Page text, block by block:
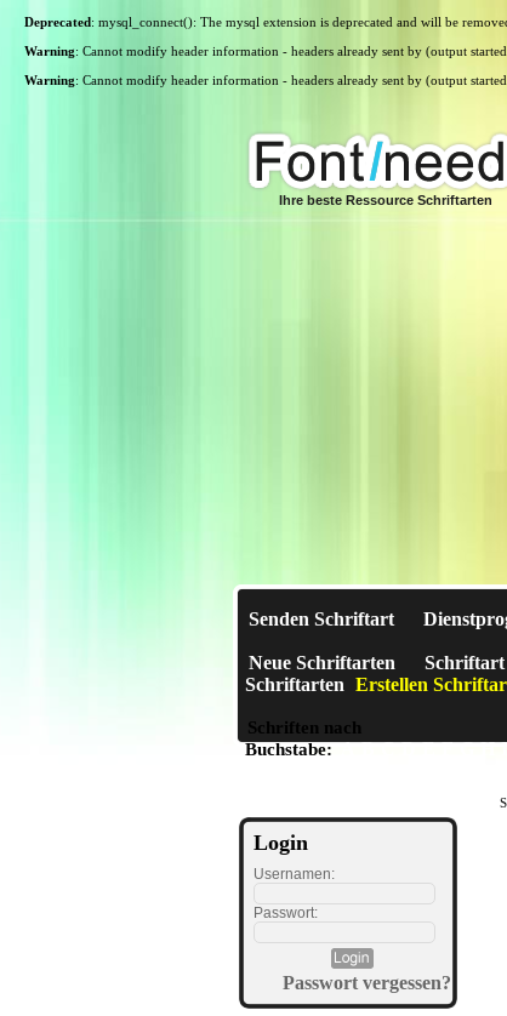
Deprecated: mysql_connect(): The mysql extension is deprecated and will be
Warning: Cannot modify header information - headers already sent by (output
Warning: Cannot modify header information - headers already sent by (output
Ihre beste Ressource Schriftarten
Senden Schriftart
Neue Schriftarten Schriftart
Schriftarten Erstellen
Schriften nach
Buchstabe: A B C D E F G H I
Login
Usernamen:
Passwort:
Passwort vergessen?